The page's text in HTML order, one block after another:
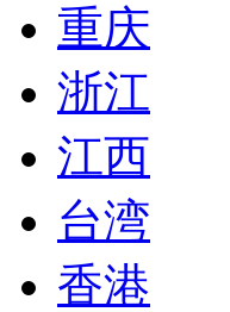
重庆
浙江
江西
台湾
香港